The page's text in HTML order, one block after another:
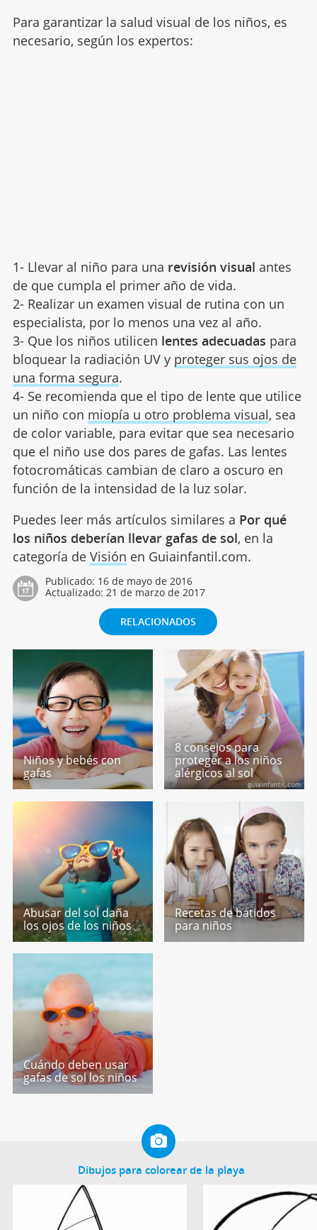
Para garantizar la salud visual de los niños, es
necesario, según los expertos:
1- Llevar al niño para una revisión visual antes
de que cumpla el primer año de vida.
2- Realizar un examen visual de rutina con un
especialista, por lo menos una vez al año.
3- Que los niños utilicen lentes adecuadas para
bloquear la radiación UV y proteger sus ojos de
una forma segura.
4- Se recomienda que el tipo de lente que utilice
un niño con miopía u otro problema visual, sea
de color variable, para evitar que sea necesario
que el niño use dos pares de gafas. Las lentes
fotocromáticas cambian de claro a oscuro en
función de la intensidad de la luz solar.
Puedes leer más artículos similares a Por qué
los niños deberían llevar gafas de sol, en la
categoría de Visión en Guiainfantil.com.
Publicado: 16 de mayo de 2016
Actualizado: 21 de marzo de 2017
RELACIONADOS
Niños y bebés con
gafas
8 consejos para
proteger a los niños
alérgicos al sol
Abusar del sol daña
los ojos de los niños
Recetas de batidos
para niños
Cuándo deben usar
gafas de sol los niños
Dibujos para colorear de la playa